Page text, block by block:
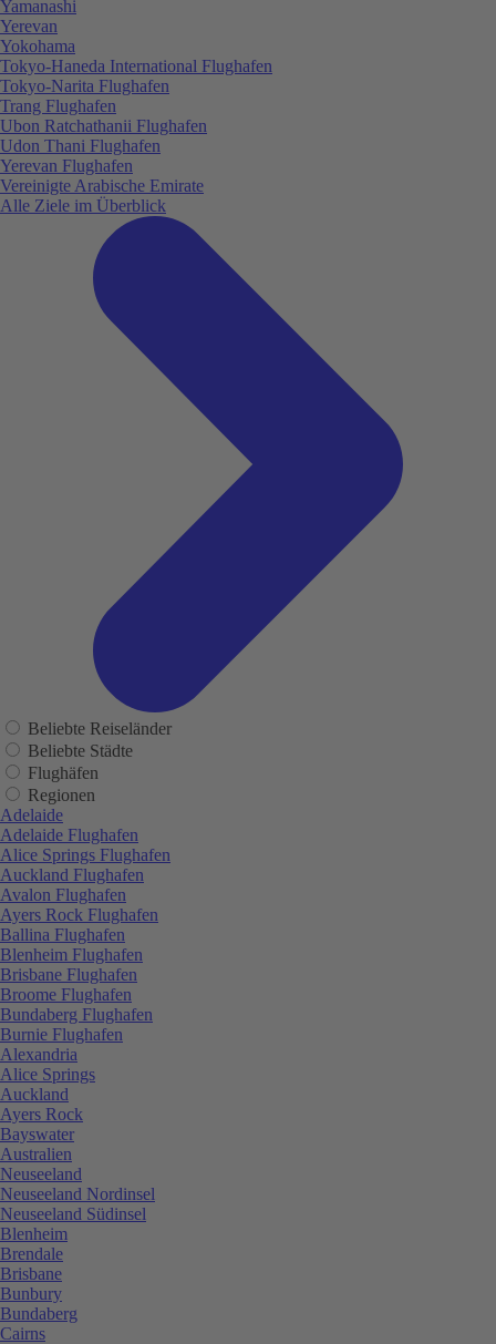
Yamanashi
Yerevan
Yokohama
Tokyo-Haneda International Flughafen
Tokyo-Narita Flughafen
Trang Flughafen
Ubon Ratchathanii Flughafen
Udon Thani Flughafen
Yerevan Flughafen
Vereinigte Arabische Emirate
Alle Ziele im Überblick
Beliebte Reiseländer
Beliebte Städte
Flughäfen
Regionen
Adelaide
Adelaide Flughafen
Alice Springs Flughafen
Auckland Flughafen
Avalon Flughafen
Ayers Rock Flughafen
Ballina Flughafen
Blenheim Flughafen
Brisbane Flughafen
Broome Flughafen
Bundaberg Flughafen
Burnie Flughafen
Alexandria
Alice Springs
Auckland
Ayers Rock
Bayswater
Australien
Neuseeland
Neuseeland Nordinsel
Neuseeland Südinsel
Blenheim
Brendale
Brisbane
Bunbury
Bundaberg
Cairns